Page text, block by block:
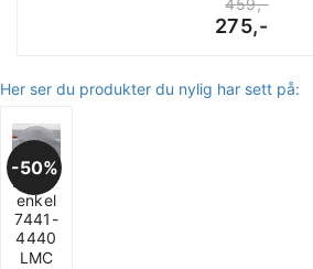
459,-
275,-
Her ser du produkter du nylig har sett på:
50%
Hjulbuedeksel
enkel
7441-
4440
LMC